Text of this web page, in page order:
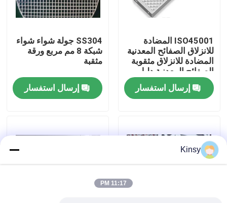
جولة في المصنع
مراقبة الجودة
اتصل بنا
أخبار
القضايا
ISO45001 المضادة
للانزلاق الصفائح المعدنية
المضادة للانزلاق مثقوبة
الصفائح المعدنية دليل
على ارتداء
إرسال استفسار
SS304 جولة شواء شواء
شبكة 8 مم مربع ورقة
مثقبة
إرسال استفسار
Kinsy
11:17 PM